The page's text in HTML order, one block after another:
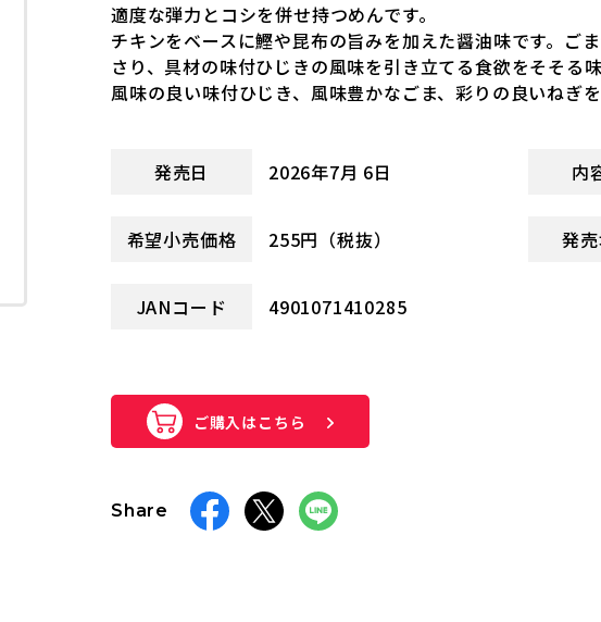
適度な弾力とコシを併せ持つめんです。
チキンをベースに鰹や昆布の旨みを加えた醤油味です。ご
さり、具材の味付ひじきの風味を引き立てる食欲をそそる
風味の良い味付ひじき、風味豊かなごま、彩りの良いねぎを
発売日 2026年7月 6日 内
希望小売価格 255円（税抜） 発
JANコード 4901071410285
ご購入はこちら
Share